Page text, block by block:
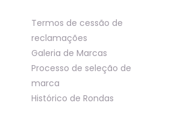
Termos de cessão de
reclamações
Galeria de Marcas
Processo de seleção de
marca
Histórico de Rondas